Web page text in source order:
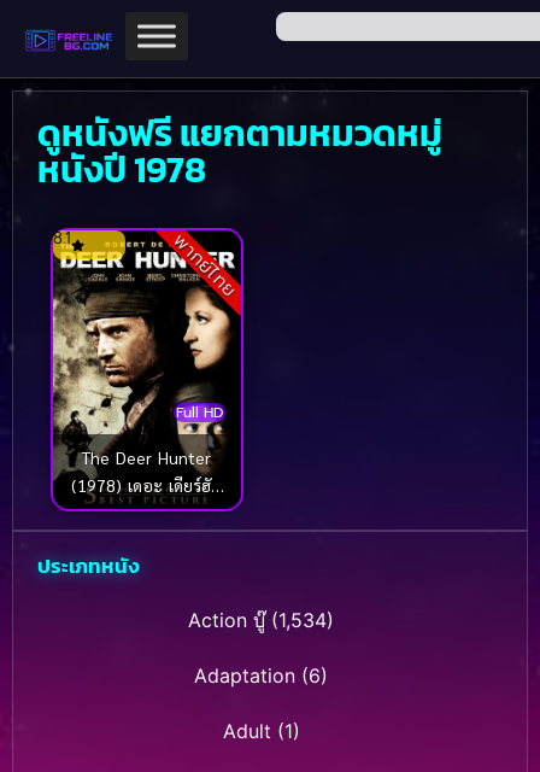
ดูหนังฟรี แยกตามหมวดหมู่
หนังปี 1978
พากย์ไทย
Full HD
8.1
The Deer Hunter
(1978) เดอะ เดียร์ฮัน
เตอร์
ประเภทหนัง
Action บู๊(1,534)
Adaptation (6)
Adult (1)